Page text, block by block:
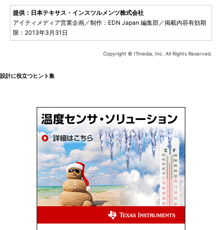
提供：日本テキサス・インスツルメンツ株式会社
アイティメディア営業企画／制作：EDN Japan 編集部／掲載内容有効期
限：2013年3月31日
Copyright © ITmedia, Inc. All Rights Reserved.
設計に役立つヒント集